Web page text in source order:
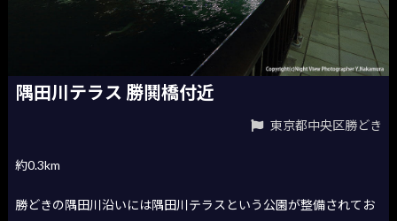
隅田川テラス 勝鬨橋付近
東京都中央区勝どき
約0.3km
勝どきの隅田川沿いには隅田川テラスという公園が整備されてお